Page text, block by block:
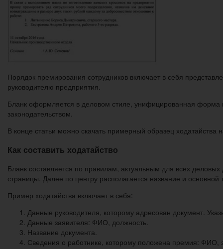
Порядок премирования сотрудников включает в себя
руководителю предприятия.
Бланк оформляется в деловом стиле, унифицированная
законодательством.
В конце статьи можно скачать примерный образец ходатайства
Как составить ходатайство
Бланк составляется по правилам, актуальным для всех
страницы. Далее по центру располагается название и основной
Пример ходатайства включает в себя:
Данные руководителя, которому адресован документ.
Данные заявителя: ФИО, должность.
Название документа.
Сведения о работнике, которому положена премия: ФИО,